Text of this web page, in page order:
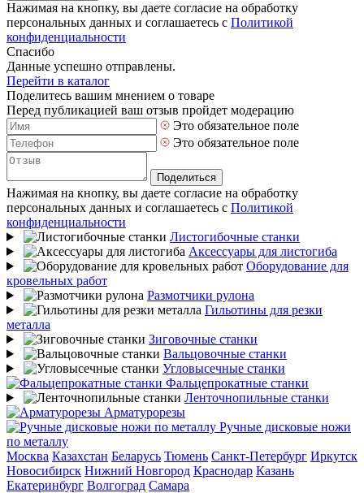
Нажимая на кнопку, вы даете согласие на обработку
персональных данных и соглашаетесь с Политикой
конфиденциальности
Спасибо
Данные успешно отправлены.
Перейти в каталог
Поделитесь вашим мнением о товаре
Перед публикацией ваш отзыв пройдет модерацию
Это обязательное поле
Это обязательное поле
Поделиться
Нажимая на кнопку, вы даете согласие на обработку
персональных данных и соглашаетесь с Политикой
конфиденциальности
Листогибочные станки
Аксессуары для листогиба
Оборудование для
кровельных работ
Размотчики рулона
Гильотины для резки
металла
Зиговочные станки
Вальцовочные станки
Угловысечные станки
Фальцепрокатные станки
Ленточнопильные станки
Арматурорезы
Ручные дисковые ножи
по металлу
Москва Казахстан Беларусь Тюмень Санкт-Петербург Иркутск
Новосибирск Нижний Новгород Краснодар Казань
Екатеринбург Волгоград Самара